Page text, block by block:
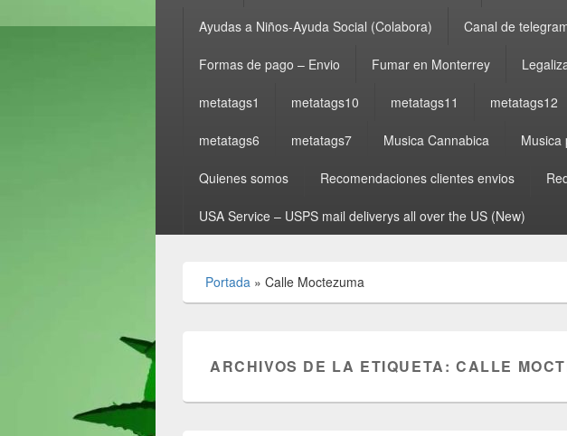
Ayudas a Niños-Ayuda Social (Colabora) Canal de
Formas de pago – Envio Fumar en Monterrey
metatags1 metatags10 metatags11 metatags12
metatags6 metatags7 Musica Cannabica Musica
Quienes somos Recomendaciones clientes envios
USA Service – USPS mail deliverys all over the US (New)
Portada » Calle Moctezuma
ARCHIVOS DE LA ETIQUETA:CALLE